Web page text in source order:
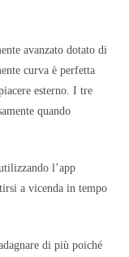
avanzato dotato di
curva è perfetta
esterno. I tre
quando
l’app
a vicenda in tempo
di più poiché